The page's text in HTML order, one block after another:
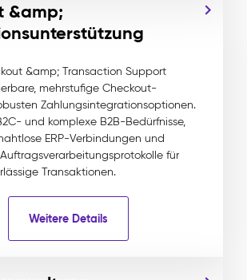
&amp;
&amp; Transaction Support
mehrstufige Checkout-
Zahlungsintegrationsoptionen.
und komplexe B2B-Bedürfnisse,
ERP-Verbindungen und
für
Transaktionen.
Weitere Details